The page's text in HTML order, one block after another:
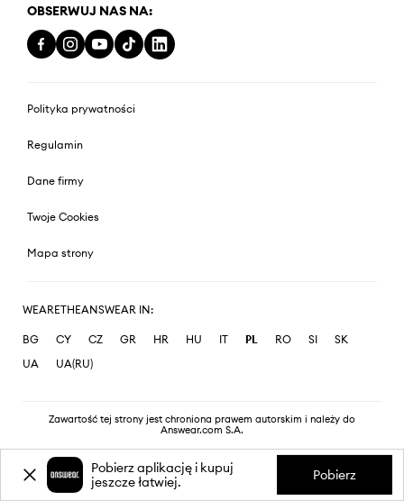
OBSERWUJ NAS NA:
Polityka prywatności
Regulamin
Dane firmy
Twoje Cookies
Mapa strony
WEARETHEANSWEAR IN:
BG CY CZ GR HR HU IT PL RO SI
SK
UA
UA(RU)
Zawartość tej strony jest chroniona prawem autorskim i należy do
Answear.com S.A.
Pobierz aplikację i kupuj
jeszcze łatwiej.
Pobierz